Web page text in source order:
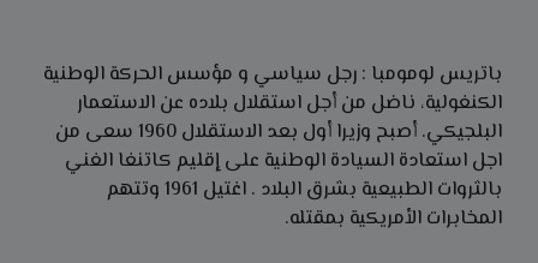
باتريس لومومبا : رجل سياسي و مؤسس الحركة الوطنية
الكنغولية، ناضل من أجل استقلال بلاده عن الاستعمار
البلجيكي. أصبح وزيرا أول بعد الاستقلال 1960 سعى من
اجل استعادة السيادة الوطنية على إقليم كاتنغا الغني
بالثروات الطبيعية بشرق البلاد . اغتيل 1961 وتتهم
المخابرات الأمريكية بمقتله.